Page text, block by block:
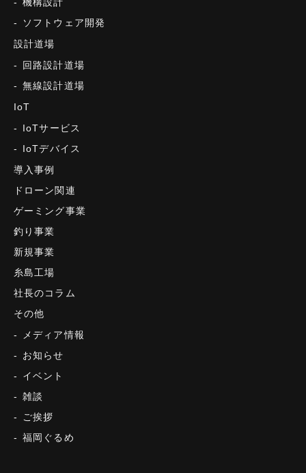
機構設計
ソフトウェア開発
設計道場
回路設計道場
無線設計道場
IoT
IoTサービス
IoTデバイス
導入事例
ドローン関連
ゲーミング事業
釣り事業
新規事業
糸島工場
社長のコラム
その他
メディア情報
お知らせ
イベント
雑談
ご挨拶
福岡ぐるめ